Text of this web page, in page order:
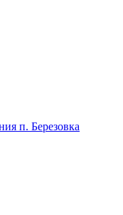
п. Березовка